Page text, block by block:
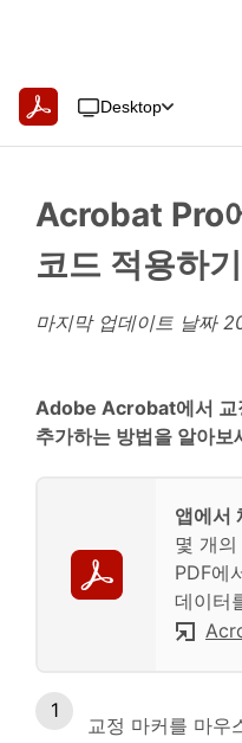
Desktop
Acrobat Pro
코드 적용하기
마지막 업데이트 날짜
Adobe Acrobat에서 교
추가하는 방법을 알아보
앱에서
몇 개
PDF에
데이터
교정 마커를 마우